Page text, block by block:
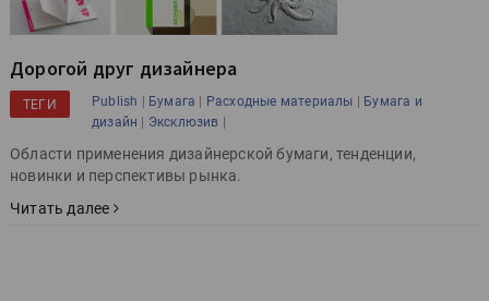
Дорогой друг дизайнера
ТЕГИ Publish | Бумага | Расходные материалы | Бумага и
дизайн | Эксклюзив |
Области применения дизайнерской бумаги, тенденции,
новинки и перспективы рынка.
Читать далее